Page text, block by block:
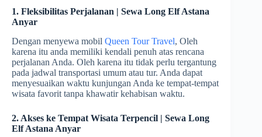
1. Fleksibilitas Perjalanan | Sewa Long Elf Astana
Anyar
Dengan menyewa mobil Queen Tour Travel, Oleh
karena itu anda memiliki kendali penuh atas rencana
perjalanan Anda. Oleh karena itu tidak perlu tergantung
pada jadwal transportasi umum atau tur. Anda dapat
menyesuaikan waktu kunjungan Anda ke tempat-tempat
wisata favorit tanpa khawatir kehabisan waktu.
2. Akses ke Tempat Wisata Terpencil | Sewa Long
Elf Astana Anyar